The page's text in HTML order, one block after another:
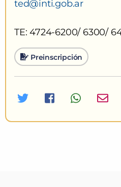
ted@inti.gob.ar
TE: 4724-6200/ 6300/
Preinscripción
Twitter Facebook